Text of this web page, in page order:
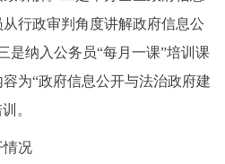
行政审判角度讲解政府信息公
是纳入公务员“每月一课”培训课
为“政府信息公开与法治政府建
。
况